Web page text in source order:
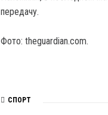
передачу.
Фото: theguardian.com.
СПОРТ